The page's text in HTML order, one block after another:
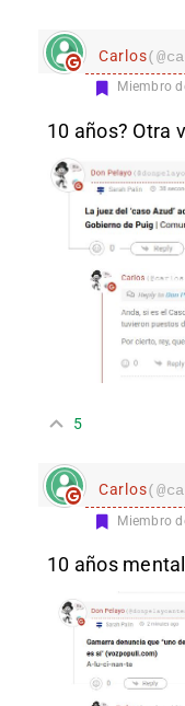
Carlos
Miembro
10 años? Otra
5
Carlos
Miembro
10 años